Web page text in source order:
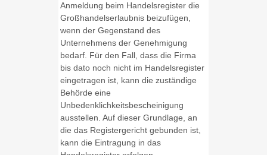
Anmeldung beim Handelsregister die
Großhandelserlaubnis beizufügen,
wenn der Gegenstand des
Unternehmens der Genehmigung
bedarf. Für den Fall, dass die Firma
bis dato noch nicht im Handelsregister
eingetragen ist, kann die zuständige
Behörde eine
Unbedenklichkeitsbescheinigung
ausstellen. Auf dieser Grundlage, an
die das Registergericht gebunden ist,
kann die Eintragung in das